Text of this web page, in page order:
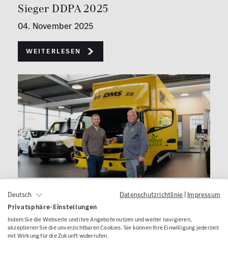
Sieger DDPA 2025
04. November 2025
Weiterlesen
eCanter Fahrzeugübergabe
22. Oktober 2025
Weiterlesen
Deutsch Datenschutzrichtlinie | Impressum
Privatsphäre-Einstellungen
Indem Sie die Webseite und ihre Angebote nutzen und weiter navigieren,
akzeptieren Sie die unverzichtbaren Cookies. Sie können Ihre Einwilligung jederzeit
mit Wirkung für die Zukunft widerrufen.